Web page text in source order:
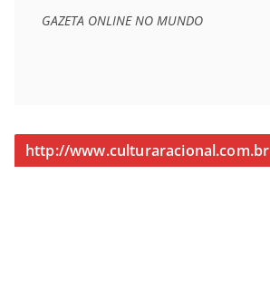
GAZETA ONLINE NO MUNDO
http://www.culturaracional.com.br